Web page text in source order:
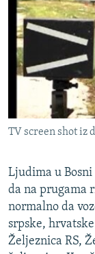
ISPRIČAJ MI
DNEVNO@RSE
SPECIJALI RSE
VIŠE OD NASLOVA
GENOCID U
POPLAVE I
POST SCRIPTUM
MOJA EVROPA
TRI DECENIJE OD
PRATITE NAS
Sve RFE/RL
TV screen shot iz
Ljudima u
da na prugama
normalno da
srpske,
Željeznica RS,